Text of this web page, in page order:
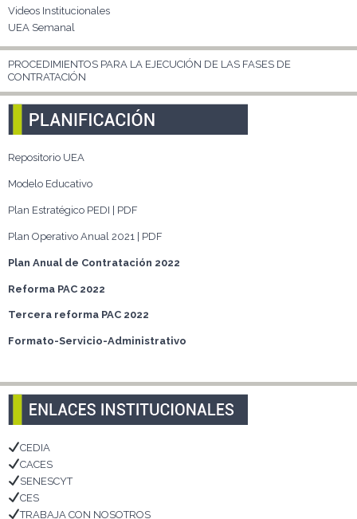
Videos Institucionales
UEA Semanal
PROCEDIMIENTOS PARA LA EJECUCIÓN DE LAS FASES DE
CONTRATACIÓN
Repositorio UEA
Modelo Educativo
Plan Estratégico PEDI | PDF
Plan Operativo Anual 2021 | PDF
Plan Anual de Contratación 2022
Reforma PAC 2022
Tercera reforma PAC 2022
Formato-Servicio-Administrativo
CEDIA
CACES
SENESCYT
CES
TRABAJA CON NOSOTROS